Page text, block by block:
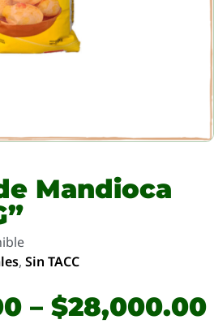
Mandioca
, Sin TACC
– $28,000.00